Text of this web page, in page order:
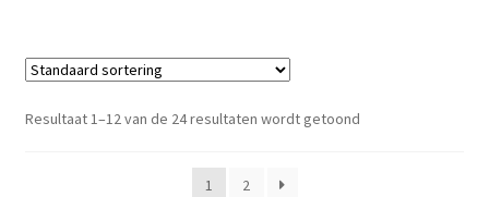
Resultaat 1–12 van de 24 resultaten wordt getoond
1 2